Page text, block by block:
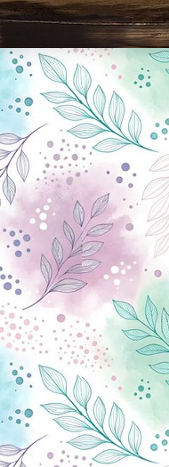
політика, економіка, аналітика, культура, відеоновини, екологія, спортивний Чернігів, туризм, Чернігів